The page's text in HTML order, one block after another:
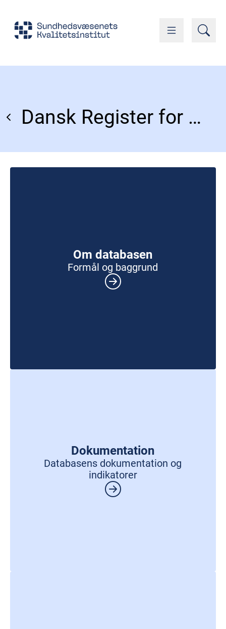
Dansk Register for Akut Koronart Syndrom (DanAKS)
Om databasen
Formål og baggrund
Dokumentation
Databasens dokumentation og
indikatorer